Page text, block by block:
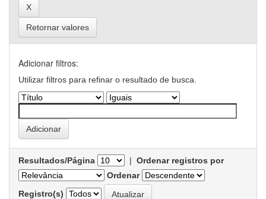
Retornar valores
Adicionar filtros:
Utilizar filtros para refinar o resultado de busca.
Resultados/Página | Ordenar registros por
Ordenar
Registro(s)